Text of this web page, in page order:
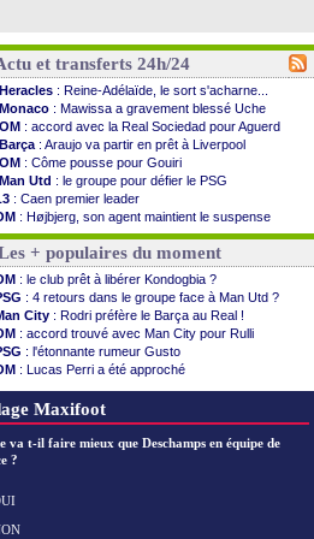
et transferts 24h/24
Heracles : Reine-Adélaïde, le sort s'acharne...
Monaco : Mawissa a gravement blessé Uche
OM : accord avec la Real Sociedad pour Aguerd
Barça : Araujo va partir en prêt à Liverpool
OM : Côme pousse pour Gouiri
Man Utd : le groupe pour défier le PSG
: Caen premier leader
: Højbjerg, son agent maintient le suspense
: Gouiri évoque son avenir
: le transfert d'Asllani tombe à l'eau
: 1ère utilisation du Football Video Support
: Benatia envoie une pique à Longoria
: Al-Ahli veut Pape Gueye
: la dernière saison de Fonseca ?
: un nouveau prétendant pour Højbjerg
: un gardien norvégien en approche ?
: McCourt a versé 120 M€ en 2026
: Kevin Carlos va partir en Italie
: c'est signé pour Luca Zidane (off.)
+ populaires du moment
: le club prêt à libérer Kondogbia ?
: 4 retours dans le groupe face à Man Utd ?
City : Rodri préfère le Barça au Real !
: accord trouvé avec Man City pour Rulli
: l'étonnante rumeur Gusto
: Lucas Perri a été approché
: Owori battu à mort à Kampala
Maxifoot
va t-il faire mieux que Deschamps en équipe de
?